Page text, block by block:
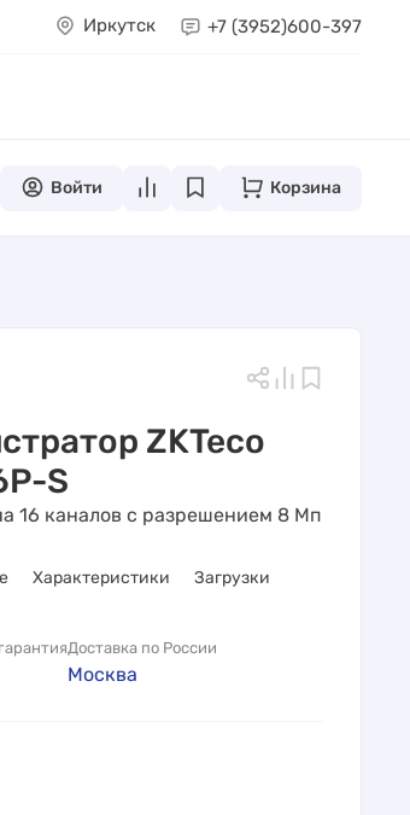
Иркутск +7 (3952)600-397
Войти Корзина
ZKTeco
S
16 каналов с разрешением 8 Мп
Характеристики
Загрузки
Доставка по России
Москва